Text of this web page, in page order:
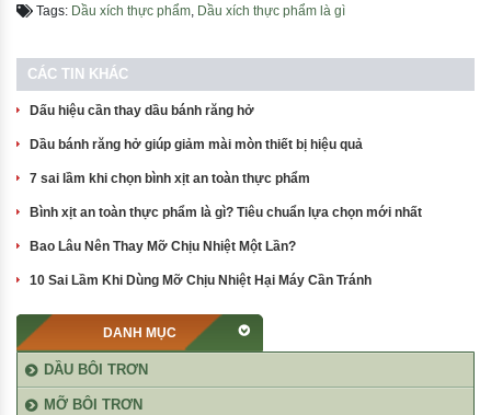
Tags: Dầu xích thực phẩm, Dầu xích thực phẩm là gì
CÁC TIN KHÁC
Dấu hiệu cần thay dầu bánh răng hở
Dầu bánh răng hở giúp giảm mài mòn thiết bị hiệu quả
7 sai lầm khi chọn bình xịt an toàn thực phẩm
Bình xịt an toàn thực phẩm là gì? Tiêu chuẩn lựa chọn mới nhất
Bao Lâu Nên Thay Mỡ Chịu Nhiệt Một Lần?
10 Sai Lầm Khi Dùng Mỡ Chịu Nhiệt Hại Máy Cần Tránh
DANH MỤC
DẦU BÔI TRƠN
MỠ BÔI TRƠN